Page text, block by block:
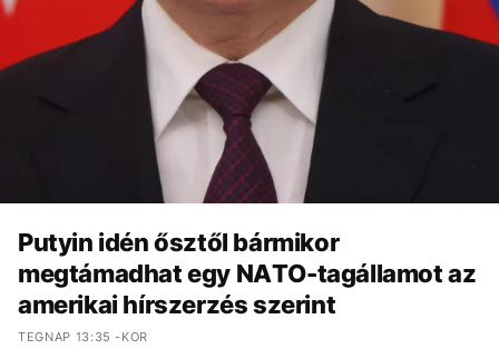
Putyin idén ősztől bármikor
megtámadhat egy NATO-tagállamot az
amerikai hírszerzés szerint
TEGNAP 13:35 -KOR